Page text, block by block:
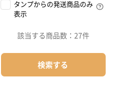
タンプからの発送商品のみ
表示
該当する商品数： 27件
検索する